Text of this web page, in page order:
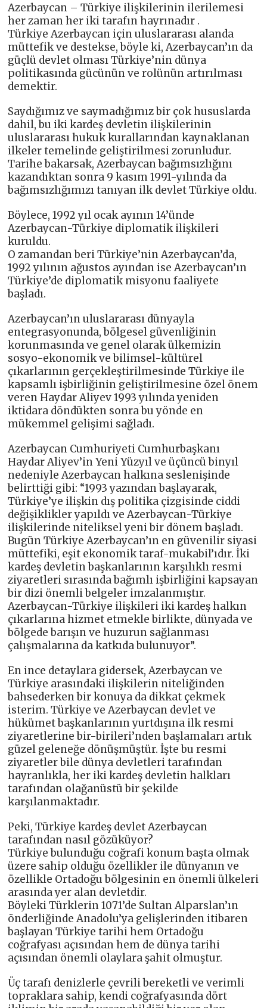
Azerbaycan – Türkiye ilişkilerinin ilerilemesi
her zaman her iki tarafın hayrınadır .
Türkiye Azerbaycan için uluslararası alanda
müttefik ve destekse, böyle ki, Azerbaycan’ın da
güçlü devlet olması Türkiye’nin dünya
politikasında gücünün ve rolünün artırılması
demektir.
Saydığımız ve saymadığımız bir çok hususlarda
dahil, bu iki kardeş devletin ilişkilerinin
uluslararası hukuk kurallarından kaynaklanan
ilkeler temelinde geliştirilmesi zorunludur.
Tarihe bakarsak, Azerbaycan bağımsızlığını
kazandıktan sonra 9 kasım 1991-yılında da
bağımsızlığımızı tanıyan ilk devlet Türkiye oldu.
Böylece, 1992 yıl ocak ayının 14’ünde
Azerbaycan-Türkiye diplomatik ilişkileri
kuruldu.
O zamandan beri Türkiye’nin Azerbaycan’da,
1992 yılının ağustos ayından ise Azerbaycan’ın
Türkiye’de diplomatik misyonu faaliyete
başladı.
Azerbaycan’ın uluslararası dünyayla
entegrasyonunda, bölgesel güvenliğinin
korunmasında ve genel olarak ülkemizin
sosyo-ekonomik ve bilimsel-kültürel
çıkarlarının gerçekleştirilmesinde Türkiye ile
kapsamlı işbirliğinin geliştirilmesine özel önem
veren Haydar Aliyev 1993 yılında yeniden
iktidara döndükten sonra bu yönde en
mükemmel gelişimi sağladı.
Azerbaycan Cumhuriyeti Cumhurbaşkanı
Haydar Aliyev’in Yeni Yüzyıl ve üçüncü binyıl
nedeniyle Azerbaycan halkına seslenişinde
belirttiği gibi: “1993 yazından başlayarak,
Türkiye’ye ilişkin dış politika çizgisinde ciddi
değişiklikler yapıldı ve Azerbaycan-Türkiye
ilişkilerinde niteliksel yeni bir dönem başladı.
Bugün Türkiye Azerbaycan’ın en güvenilir siyasi
müttefiki, eşit ekonomik taraf-mukabil’ıdır. İki
kardeş devletin başkanlarının karşılıklı resmi
ziyaretleri sırasında bağımlı işbirliğini kapsayan
bir dizi önemli belgeler imzalanmıştır.
Azerbaycan-Türkiye ilişkileri iki kardeş halkın
çıkarlarına hizmet etmekle birlikte, dünyada ve
bölgede barışın ve huzurun sağlanması
çalışmalarına da katkıda bulunuyor”.
En ince detaylara gidersek, Azerbaycan ve
Türkiye arasındaki ilişkilerin niteliğinden
bahsederken bir konuya da dikkat çekmek
isterim. Türkiye ve Azerbaycan devlet ve
hükümet başkanlarının yurtdışına ilk resmi
ziyaretlerine bir-birileri’nden başlamaları artık
güzel geleneğe dönüşmüştür. İşte bu resmi
ziyaretler bile dünya devletleri tarafından
hayranlıkla, her iki kardeş devletin halkları
tarafından olağanüstü bir şekilde
karşılanmaktadır.
Peki, Türkiye kardeş devlet Azerbaycan
tarafından nasıl gözüküyor?
Türkiye bulunduğu coğrafi konum başta olmak
üzere sahip olduğu özellikler ile dünyanın ve
özellikle Ortadoğu bölgesinin en önemli ülkeleri
arasında yer alan devletdir.
Böyleki Türklerin 1071’de Sultan Alparslan’ın
önderliğinde Anadolu’ya gelişlerinden itibaren
başlayan Türkiye tarihi hem Ortadoğu
coğrafyası açısından hem de dünya tarihi
açısından önemli olaylara şahit olmuştur.
Üç tarafı denizlerle çevrili bereketli ve verimli
topraklara sahip, kendi coğrafyasında dört